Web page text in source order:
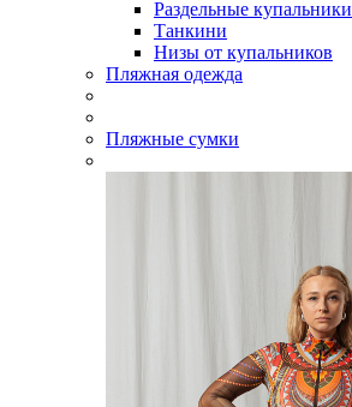
Раздельные купальники
Танкини
Низы от купальников
Пляжная одежда
Пляжные сумки